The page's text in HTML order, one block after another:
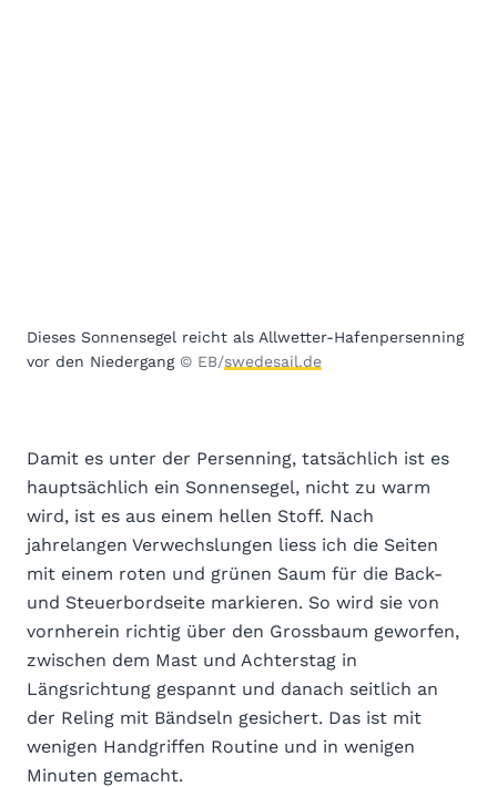
Dieses Sonnensegel reicht als Allwetter-Hafenpersenning
vor den Niedergang © EB/swedesail.de
Damit es unter der Persenning, tatsächlich ist es
hauptsächlich ein Sonnensegel, nicht zu warm
wird, ist es aus einem hellen Stoff. Nach
jahrelangen Verwechslungen liess ich die Seiten
mit einem roten und grünen Saum für die Back-
und Steuerbordseite markieren. So wird sie von
vornherein richtig über den Grossbaum geworfen,
zwischen dem Mast und Achterstag in
Längsrichtung gespannt und danach seitlich an
der Reling mit Bändseln gesichert. Das ist mit
wenigen Handgriffen Routine und in wenigen
Minuten gemacht.